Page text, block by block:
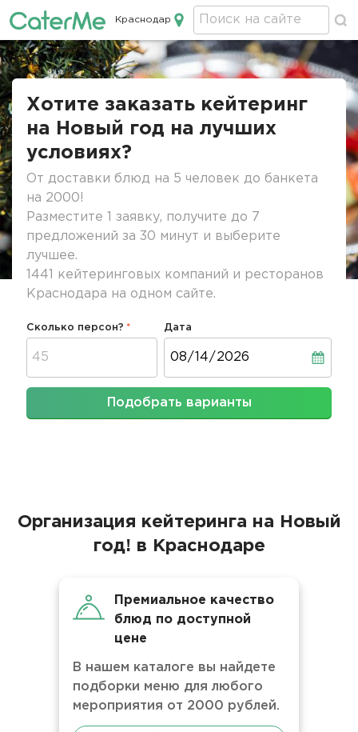
Кейтеринг в Краснодаре
Краснодар
Строка
Хотите заказать кейтеринг
на Новый год на лучших
условиях?
От доставки блюд на 5 человек до банкета
на 2000!
Разместите 1 заявку, получите до 7
предложений за 30 минут и выберите
лучшее.
1441 кейтеринговых компаний и ресторанов
Краснодара на одном сайте.
Сколько персон? Дата
Подобрать варианты
Организация кейтеринга на Новый
год! в Краснодаре
Премиальное качество
блюд по доступной
цене
В нашем каталоге вы найдете
подборки меню для любого
мероприятия от 2000 рублей.